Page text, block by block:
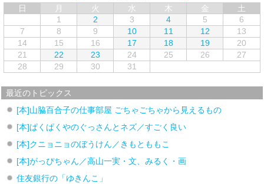
日
月 火 水 木 金
土
1
2 3 4 5
6
7
8 9 10 11 12
13
14
15 16 17 18 19
20
21
22 23 24 25 26
27
28
29 30 31
最近のトピックス
[本]山脇百合子の仕事部屋 ごちゃごちゃから見えるもの
[本]ぱくぱくやのぐっさんとネズ／すごく良い
[本]クニョニョのぼうけん／きもとももこ
[本]がっぴちゃん／高山一実・文、みるく・画
住友銀行の「ゆきんこ」